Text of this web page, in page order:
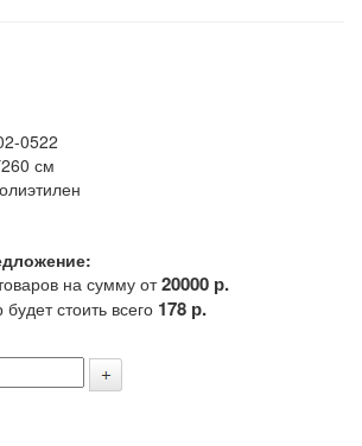
0522
см
на сумму от20000 р.
стоить всего 178 р.